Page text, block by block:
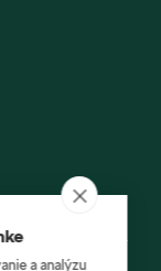
a analýzu